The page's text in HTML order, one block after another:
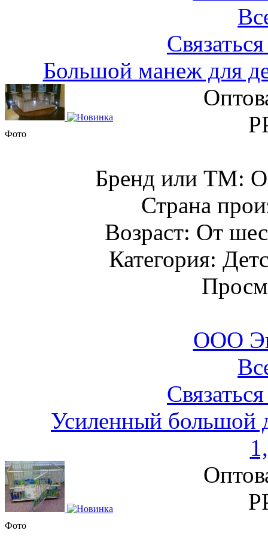
Большой манеж для
Фото
Бренд или
Страна
Возраст: От
Категория:
ООО
Усиленный большой
Фото